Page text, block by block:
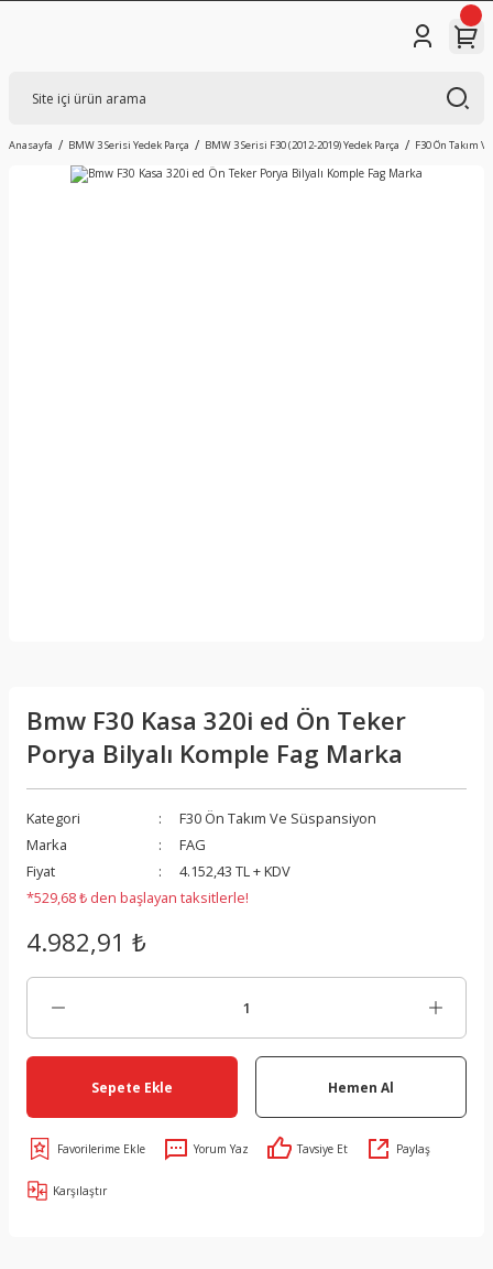
Anasayfa BMW 3 Serisi Yedek Parça BMW 3 Serisi F30 (2012-2019) Yedek Parça F30 Ön Takım
Bmw F30 Kasa 320i ed Ön Teker
Porya Bilyalı Komple Fag Marka
Kategori
F30 Ön Takım Ve Süspansiyon
Marka
FAG
Fiyat
4.152,43 TL + KDV
*529,68 ₺ den başlayan taksitlerle!
4.982,91 ₺
Sepete Ekle Hemen Al
Yorum Yaz Tavsiye Et Paylaş
Karşılaştır